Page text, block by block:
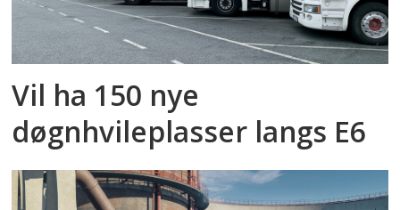
Vil ha 150 nye
døgnhvileplasser langs E6